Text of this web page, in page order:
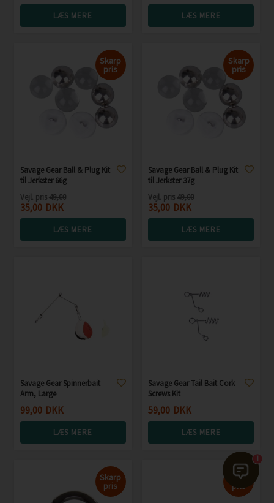
LÆS MERE LÆS MERE
Skarp
pris
Savage Gear Ball & Plug Kit
til Jerkster 66g
Vejl. pris49,00
35,00 DKK
LÆS MERE
Skarp
pris
Savage Gear Ball & Plug Kit
til Jerkster 37g
Vejl. pris 49,00
35,00 DKK
LÆS MERE
Savage Gear Spinnerbait
Arm, Large
99,00 DKK
LÆS MERE
Savage Gear Tail Bait Cork
Screws Kit
59,00 DKK
LÆS MERE
Skarp
pris
Skarp
pris
1